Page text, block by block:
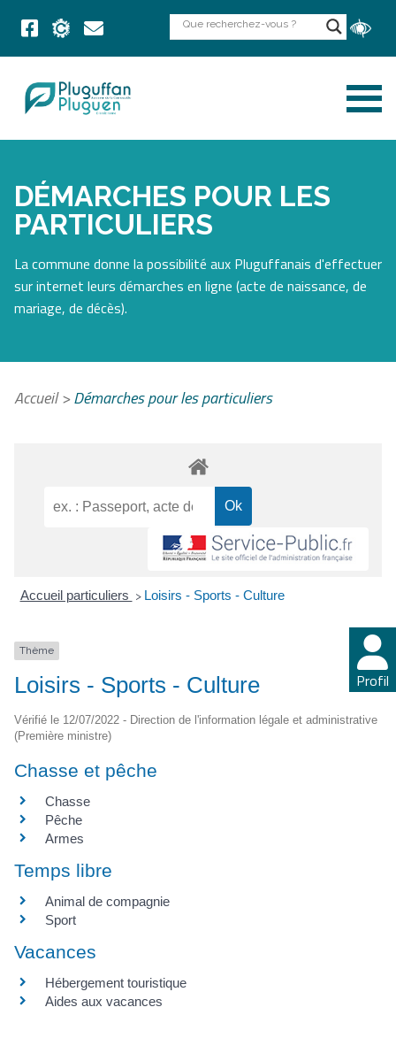
DÉMARCHES POUR LES
PARTICULIERS
La commune donne la possibilité aux Pluguffanais d'effectuer
sur internet leurs démarches en ligne (acte de naissance, de
mariage, de décès).
Profil
Accueil>Démarches pour les particuliers
Accueil particuliers > Loisirs - Sports - Culture
Thème
Loisirs - Sports - Culture
Vérifié le 12/07/2022 - Direction de l'information légale et administrative
(Première ministre)
Chasse et pêche
Chasse
Pêche
Armes
Temps libre
Animal de compagnie
Sport
Vacances
Hébergement touristique
Aides aux vacances